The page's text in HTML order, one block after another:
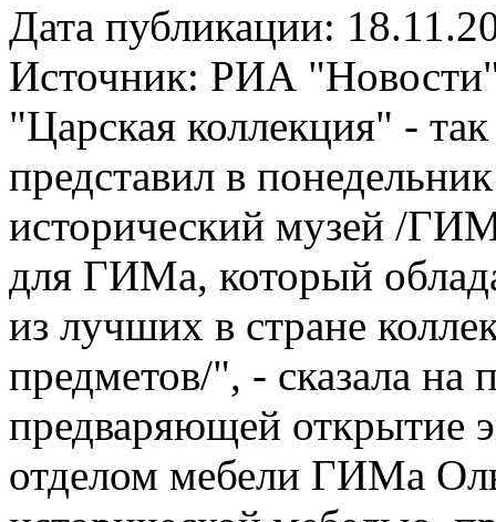
Дата публикации:
Источник: РИА
"Царская коллекция" -
представил в
исторический музей /
для ГИМа, который
из лучших в стране
предметов/", - сказала на
предваряющей открытие
отделом мебели ГИМа